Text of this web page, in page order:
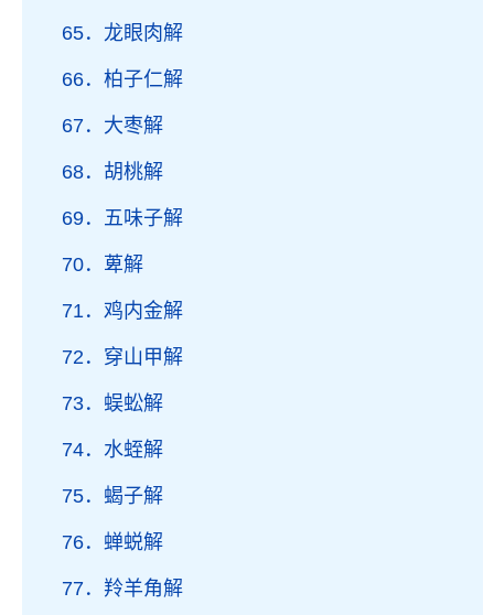
65．龙眼肉解
66．柏子仁解
67．大枣解
68．胡桃解
69．五味子解
70．萆解
71．鸡内金解
72．穿山甲解
73．蜈蚣解
74．水蛭解
75．蝎子解
76．蝉蜕解
77．羚羊角解